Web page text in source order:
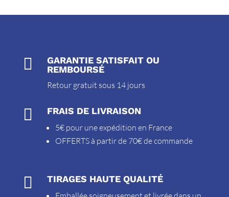

GARANTIE SATISFAIT OU
REMBOURSÉ
Retour gratuit sous 14 jours
 FRAIS DE LIVRAISON
5€ pour une expédition en France
OFFERTS à partir de 70€ de commande
 TIRAGES HAUTE QUALITÉ